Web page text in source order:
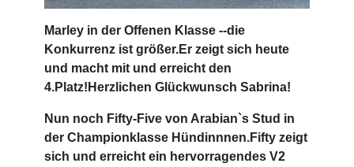
Marley in der Offenen Klasse --die
Konkurrenz ist größer.Er zeigt sich heute
und macht mit und erreicht den
4.Platz!Herzlichen Glückwunsch Sabrina!
Nun noch Fifty-Five von Arabian`s Stud in
der Championklasse Hündinnnen.Fifty zeigt
sich und erreicht ein hervorragendes V2